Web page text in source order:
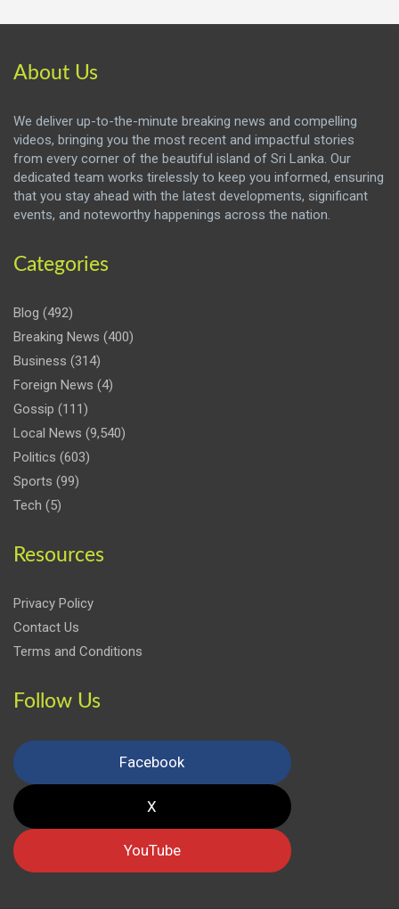
About Us
We deliver up-to-the-minute breaking news and compelling
videos, bringing you the most recent and impactful stories
from every corner of the beautiful island of Sri Lanka. Our
dedicated team works tirelessly to keep you informed, ensuring
that you stay ahead with the latest developments, significant
events, and noteworthy happenings across the nation.
Categories
Blog (492)
Breaking News (400)
Business (314)
Foreign News (4)
Gossip (111)
Local News (9,540)
Politics (603)
Sports (99)
Tech (5)
Resources
Privacy Policy
Contact Us
Terms and Conditions
Follow Us
Facebook
X
YouTube